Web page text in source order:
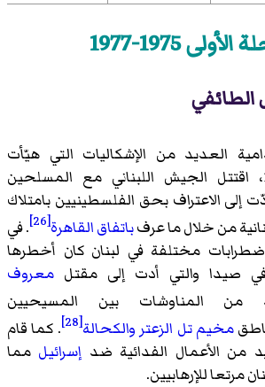
1975-1977
الطائفي
العديد من الإشكاليات التي هيّأت
للحرب. فعام 1969، اقتتل الجيش اللبناني مع المسلحين
إلى الاعتراف بحق الفلسطينيين بامتلاك
من خلال ما عرفباتفاق القاهرة[26]
. في
اضطرابات مختلفة في لبنان كان أخطرها
صيدا والتي أدت إلى مقتل معروف
من المناوشات بين المسيحيين
مخيم تل الزعتر والكحالة[28]
. كما قام
من الأعمال الفدائية ضد إسرائيل مما
مرتعا للإرهابيين.